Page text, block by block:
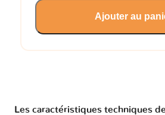
Ajouter au
Les caractéristiques techniques